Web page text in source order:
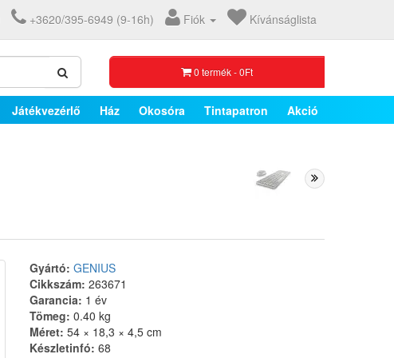
+3620/395-6949 (9-16h) Fiók Kívánságlista
0 termék - 0Ft
Játékvezérlő Ház Okosóra Tintapatron Akció
Gyártó: GENIUS
Cikkszám: 263671
Garancia: 1 év
Tömeg: 0.40 kg
Méret: 54 × 18,3 × 4,5 cm
Készletinfó: 68